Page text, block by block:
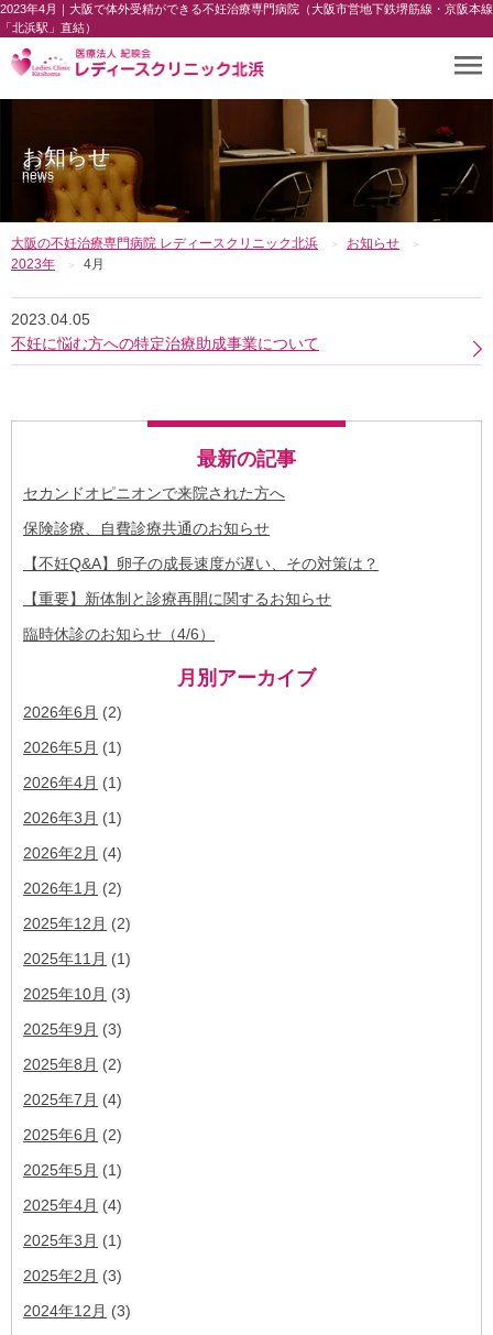
2023年4月｜大阪で体外受精ができる不妊治療専門病院（大阪市営地下鉄堺筋線・京阪本線
「北浜駅」直結）
お知らせ
news
大阪の不妊治療専門病院 レディースクリニック北浜
お知らせ
2023年
4月
2023.04.05
不妊に悩む方への特定治療助成事業について
最新の記事
セカンドオピニオンで来院された方へ
保険診療、自費診療共通のお知らせ
【不妊Q&A】卵子の成長速度が遅い、その対策は？
【重要】新体制と診療再開に関するお知らせ
臨時休診のお知らせ（4/6）
月別アーカイブ
2026年6月 (2)
2026年5月 (1)
2026年4月 (1)
2026年3月 (1)
2026年2月 (4)
2026年1月 (2)
2025年12月 (2)
2025年11月 (1)
2025年10月 (3)
2025年9月 (3)
2025年8月 (2)
2025年7月 (4)
2025年6月 (2)
2025年5月 (1)
2025年4月 (4)
2025年3月 (1)
2025年2月 (3)
2024年12月 (3)